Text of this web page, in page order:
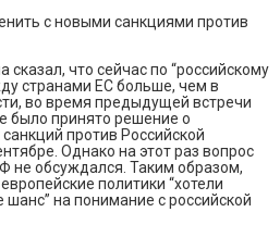
с новыми санкциями против
сказал, что сейчас по “российскому
странами ЕС больше, чем в
во время предыдущей встречи
было принято решение о
против Российской
Однако на этот раз вопрос
не обсуждался. Таким образом,
политики “хотели
на понимание с российской